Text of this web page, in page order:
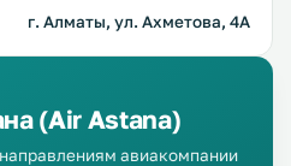
г. Алматы, ул. Ахметова, 4А
(Air Astana)
авиакомпании